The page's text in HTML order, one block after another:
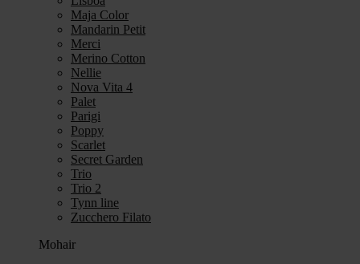
Maja Color
Mandarin Petit
Merci
Merino Cotton
Nellie
Nova Vita 4
Palet
Parigi
Poppy
Scarlet
Secret Garden
Trio
Trio 2
Tynn line
Zucchero Filato
Mohair